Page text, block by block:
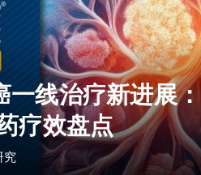
一线治疗新进展
疗效盘点
究